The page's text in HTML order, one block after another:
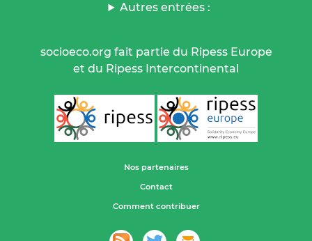
Autres entrées :
socioeco.org fait partie du Ripess Europe
et du Ripess Intercontinental
Nos partenaires
Contact
Comment contribuer